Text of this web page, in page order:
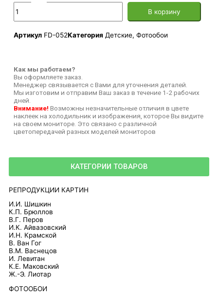
КАТЕГОРИИ ТОВАРОВ
РЕПРОДУКЦИИ КАРТИН
И.И. Шишкин
К.П. Брюллов
В.Г. Перов
И.К. Айвазовский
И.Н. Крамской
В. Ван Гог
В.М. Васнецов
И. Левитан
К.Е. Маковский
Ж.-Э. Лиотар
ФОТООБОИ
В корзину
Артикул FD-052Категория Детские, Фотообои
Как мы работаем?
Вы оформляете заказ.
Менеджер связывается с Вами для уточнения деталей.
Мы изготовим и отправим Ваш заказ в течение 1-2 рабочих
дней.
Внимание! Возможны незначительные отличия в цвете
наклеек на холодильник и изображения, которое Вы видите
на своем мониторе. Это связано с различной
цветопередачей разных моделей мониторов